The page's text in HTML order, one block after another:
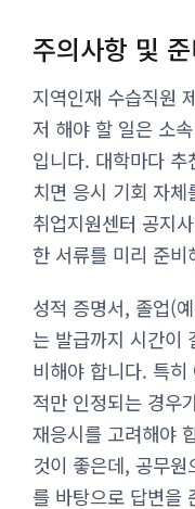
주의사항 및
지역인재 수습직원
저 해야 할 일은 소
입니다. 대학마다
치면 응시 기회 자
취업지원센터 공지
한 서류를 미리 준
성적 증명서, 졸업(
는 발급까지 시간이
비해야 합니다. 특
적만 인정되는 경우
재응시를 고려해야
것이 좋은데, 공무
를 바탕으로 답변을